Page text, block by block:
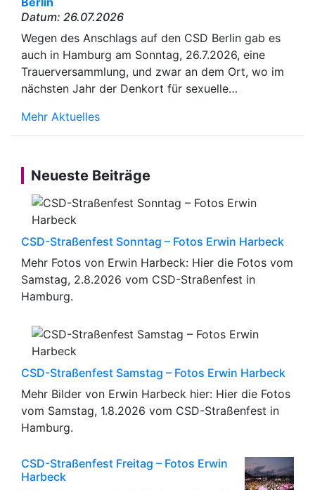
Datum: 26.07.2026
Wegen des Anschlags auf den CSD Berlin gab es
auch in Hamburg am Sonntag, 26.7.2026, eine
Trauerversammlung, und zwar an dem Ort, wo im
nächsten Jahr der Denkort für sexuelle…
Mehr Aktuelles
Neueste Beiträge
CSD-Straßenfest Sonntag – Fotos Erwin Harbeck
Mehr Fotos von Erwin Harbeck: Hier die Fotos vom
Samstag, 2.8.2026 vom CSD-Straßenfest in
Hamburg.
CSD-Straßenfest Samstag – Fotos Erwin Harbeck
Mehr Bilder von Erwin Harbeck hier: Hier die Fotos
vom Samstag, 1.8.2026 vom CSD-Straßenfest in
Hamburg.
CSD-Straßenfest Freitag – Fotos Erwin
Harbeck